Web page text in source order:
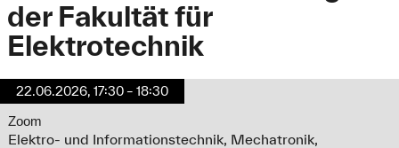
der Fakultät für
Elektrotechnik
22.06.2026, 17:30 – 18:30
Zoom
Elektro- und Informationstechnik, Mechatronik,